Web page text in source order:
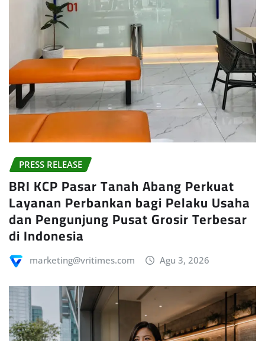
PRESS RELEASE
BRI KCP Pasar Tanah Abang Perkuat
Layanan Perbankan bagi Pelaku Usaha
dan Pengunjung Pusat Grosir Terbesar
di Indonesia
marketing@vritimes.com Agu 3, 2026